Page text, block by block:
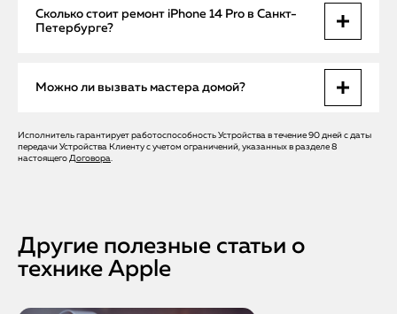
Мы применяем только оригинальные комплектующие
Apple. Это гарантирует совместимость, долгий срок
службы и сохранение гарантии на устройство.
Сколько стоит ремонт iPhone 14 Pro в Санкт-
Петербурге?
Стоимость зависит от сложности поломки. Диагностика и
выезд мастера бесплатные. Итоговая цена озвучивается
Можно ли вызвать мастера домой?
Да, Apple Help предлагает бесплатный выезд по Санкт-
Петербургу. Это удобно и позволяет быстро восстановить
Исполнитель гарантирует работоспособность Устройства в течение 90 дней с даты
передачи Устройства Клиенту с учетом ограничений, указанных в разделе 8
настоящего Договора.
Другие полезные статьи о
технике Apple